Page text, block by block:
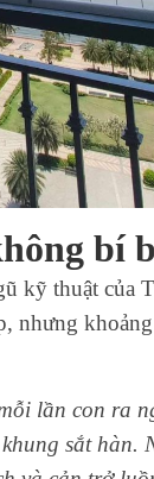
bí
kỹ thuật của
nhưng
lần con ra
sắt hàn.